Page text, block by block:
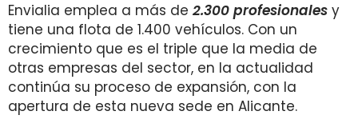
Envialia emplea a más de 2.300 profesionales y
tiene una flota de 1.400 vehículos. Con un
crecimiento que es el triple que la media de
otras empresas del sector, en la actualidad
continúa su proceso de expansión, con la
apertura de esta nueva sede en Alicante.